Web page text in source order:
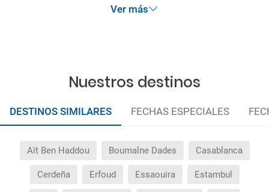
país si viajo a América?
¿Necesito visado para poder ir a ...?
¿Por qué me sale el precio de un niño igual que el
precio de un adulto?
¿Cuántas veces debo imprimir el bono de los
traslados?
Ver más
Nuestros destinos
DESTINOS SIMILARES FECHAS ESPECIALES
Aït Ben Haddou Boumalne Dades Casablanca
Cerdeña Erfoud Essaouira Estambul